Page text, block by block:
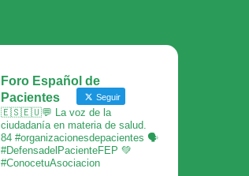
Foro Español de
Pacientes
Seguir
🇪🇸🇪🇺💬 La voz de la
ciudadanía en materia de salud.
84 #organizacionesdepacientes 🗣
#DefensadelPacienteFEP 💚
#ConocetuAsociacion